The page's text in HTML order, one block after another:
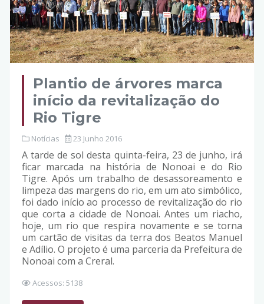
Plantio de árvores marca
início da revitalização do
Rio Tigre
Notícias 23 Junho 2016
A tarde de sol desta quinta-feira, 23 de junho, irá
ficar marcada na história de Nonoai e do Rio
Tigre. Após um trabalho de desassoreamento e
limpeza das margens do rio, em um ato simbólico,
foi dado início ao processo de revitalização do rio
que corta a cidade de Nonoai. Antes um riacho,
hoje, um rio que respira novamente e se torna
um cartão de visitas da terra dos Beatos Manuel
e Adílio. O projeto é uma parceria da Prefeitura de
Nonoai com a Creral.
Acessos: 5138